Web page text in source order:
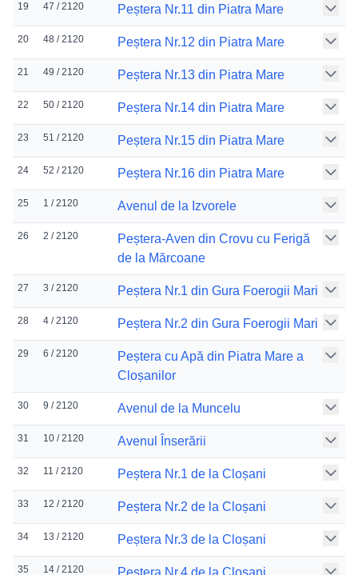
19 47 / 2120 Peștera Nr.11 din Piatra Mare
20 48 / 2120 Peștera Nr.12 din Piatra Mare
21 49 / 2120 Peștera Nr.13 din Piatra Mare
22 50 / 2120 Peștera Nr.14 din Piatra Mare
23 51 / 2120 Peștera Nr.15 din Piatra Mare
24 52 / 2120 Peștera Nr.16 din Piatra Mare
25 1 / 2120 Avenul de la Izvorele
26 2 / 2120
Peștera-Aven din Crovu cu Ferigă
de la Mărcoane
27 3 / 2120 Peștera Nr.1 din Gura Foerogii Mari
28 4 / 2120 Peștera Nr.2 din Gura Foerogii Mari
29 6 / 2120
Peștera cu Apă din Piatra Mare a
Cloșanilor
30 9 / 2120 Avenul de la Muncelu
31 10 / 2120 Avenul Înserării
32 11 / 2120 Peștera Nr.1 de la Cloșani
33 12 / 2120 Peștera Nr.2 de la Cloșani
34 13 / 2120 Peștera Nr.3 de la Cloșani
35 14 / 2120 Peștera Nr.4 de la Cloșani